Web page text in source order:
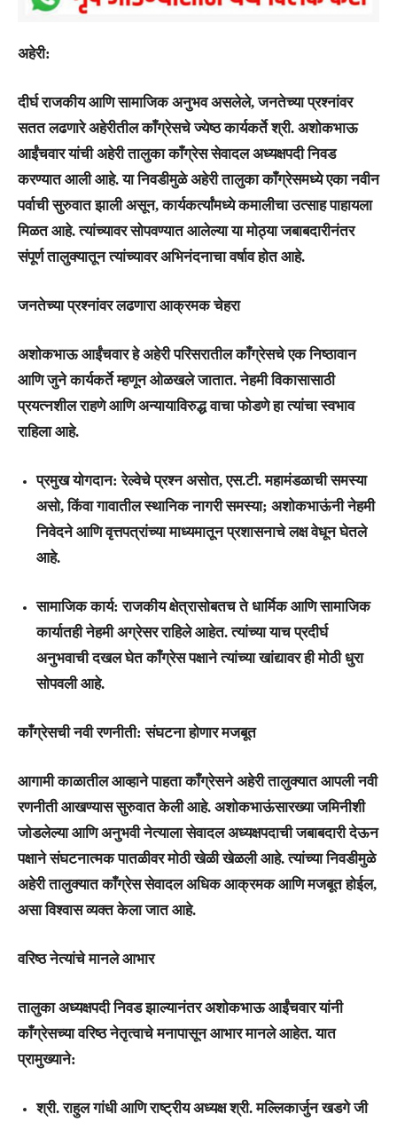
अहेरी:
दीर्घ राजकीय आणि सामाजिक अनुभव असलेले, जनतेच्या प्रश्नांवर
सतत लढणारे अहेरीतील काँग्रेसचे ज्येष्ठ कार्यकर्तेश्री. अशोकभाऊ
आईंचवारयांचीअहेरी तालुका काँग्रेस सेवादल अध्यक्षपदीनिवड
करण्यात आली आहे. या निवडीमुळे अहेरी तालुका काँग्रेसमध्ये एका नवीन
पर्वाची सुरुवात झाली असून, कार्यकर्त्यांमध्ये कमालीचा उत्साह पाहायला
मिळत आहे. त्यांच्यावर सोपवण्यात आलेल्या या मोठ्या जबाबदारीनंतर
संपूर्ण तालुक्यातून त्यांच्यावर अभिनंदनाचा वर्षाव होत आहे.
जनतेच्या प्रश्नांवर लढणारा आक्रमक चेहरा
अशोकभाऊ आईंचवार हे अहेरी परिसरातील काँग्रेसचे एक निष्ठावान
आणि जुने कार्यकर्ते म्हणून ओळखले जातात. नेहमी विकासासाठी
प्रयत्नशील राहणे आणि अन्यायाविरुद्ध वाचा फोडणे हा त्यांचा स्वभाव
राहिला आहे.
प्रमुख योगदान: रेल्वेचे प्रश्न असोत, एस.टी. महामंडळाची समस्या
असो, किंवा गावातील स्थानिक नागरी समस्या; अशोकभाऊंनी नेहमी
निवेदने आणि वृत्तपत्रांच्या माध्यमातून प्रशासनाचे लक्ष वेधून घेतले
आहे.
सामाजिक कार्य: राजकीय क्षेत्रासोबतच ते धार्मिक आणि सामाजिक
कार्यातही नेहमी अग्रेसर राहिले आहेत. त्यांच्या याच प्रदीर्घ
अनुभवाची दखल घेत काँग्रेस पक्षाने त्यांच्या खांद्यावर ही मोठी धुरा
सोपवली आहे.
काँग्रेसची नवी रणनीती: संघटना होणार मजबूत
आगामी काळातील आव्हाने पाहता काँग्रेसने अहेरी तालुक्यात आपली नवी
रणनीती आखण्यास सुरुवात केली आहे. अशोकभाऊंसारख्या जमिनीशी
जोडलेल्या आणि अनुभवी नेत्याला सेवादल अध्यक्षपदाची जबाबदारी देऊन
पक्षाने संघटनात्मक पातळीवर मोठी खेळी खेळली आहे. त्यांच्या निवडीमुळे
अहेरी तालुक्यात काँग्रेस सेवादल अधिक आक्रमक आणि मजबूत होईल,
असा विश्वास व्यक्त केला जात आहे.
वरिष्ठ नेत्यांचे मानले आभार
तालुका अध्यक्षपदी निवड झाल्यानंतर अशोकभाऊ आईंचवार यांनी
काँग्रेसच्या वरिष्ठ नेतृत्वाचे मनापासून आभार मानले आहेत. यात
प्रामुख्याने:
श्री. राहुल गांधीआणि राष्ट्रीय अध्यक्षश्री. मल्लिकार्जुन खडगे जी